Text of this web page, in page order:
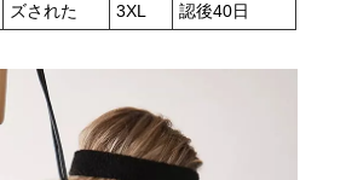
ズされた
3XL
認後40日